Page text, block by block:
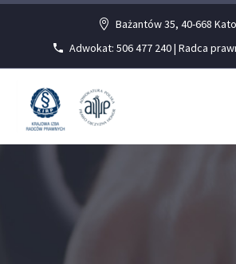
Bażantów 35, 40-668
Adwokat: 506 477 240 | Radca